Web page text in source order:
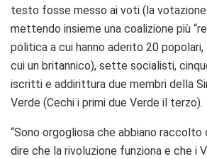
testo fosse messo ai voti (la votazione
mettendo insieme una coalizione più
politica a cui hanno aderito 20
cui un britannico), sette socialisti,
iscritti e addirittura due membri della
Verde (Cechi i primi due Verde il terzo).
“Sono orgogliosa che abbiano raccolto
dire che la rivoluzione funziona e che i